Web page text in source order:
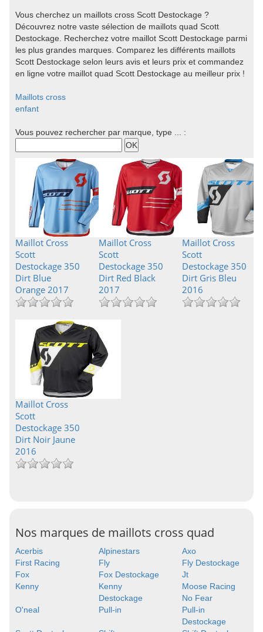
Vous cherchez un maillots cross Scott Destockage ?
Découvrez notre vaste sélection de maillots quad Scott
Destockage. Recherchez votre maillot Scott Destockage parmi
les plus grandes marques. Comparez les différents maillots
Scott Destockage selon leurs avis et leurs prix et commandez
en ligne votre maillot quad Scott Destockage au meilleur prix !
Maillots cross
enfant
Vous pouvez rechercher par marque, type ... :
Maillot Cross
Scott
Destockage 350
Dirt Blue
Orange 2017
Maillot Cross
Scott
Destockage 350
Dirt Red Black
2017
Maillot Cross
Scott
Destockage 350
Dirt Gris Bleu
2016
Maillot Cross
Scott
Destockage 350
Dirt Noir Jaune
2016
Nos marques de maillots cross quad
Acerbis Alpinestars
Axo
First Racing
Fly
Fly Destockage
Fox
Fox Destockage
Jt
Kenny
Kenny
Destockage
Moose Racing
No Fear
O'neal
Pull-in
Pull-in
Destockage